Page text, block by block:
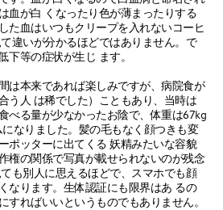
血が白 くなったり色が薄まったりする
た血はいつもクリープを入れないコーヒ
違いが分かるほどではありません。で
下等の症状が生じ ます。
は本来であれば楽しみですが、病院食が
う人 は稀でした）こともあり、当時は
べる量が少なかったお陰で、体重は67kg
なりました。髪の毛もなく顔つきも変
ポッターに出てくる 妖精みたいな容貌
権の関係で写真が載せられないのが残念
も別人に思えるほどで、スマホでも顔
なります。生体認証にも限界はあ るの
すればいいというものでもありません。